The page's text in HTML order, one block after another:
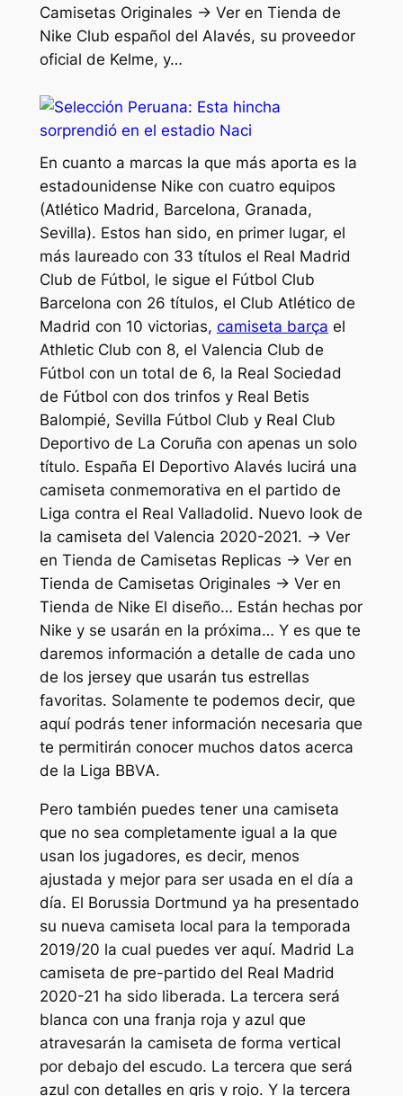
Camisetas Originales → Ver en Tienda de
Nike Club español del Alavés, su proveedor
oficial de Kelme, y…
En cuanto a marcas la que más aporta es la
estadounidense Nike con cuatro equipos
(Atlético Madrid, Barcelona, Granada,
Sevilla). Estos han sido, en primer lugar, el
más laureado con 33 títulos el Real Madrid
Club de Fútbol, le sigue el Fútbol Club
Barcelona con 26 títulos, el Club Atlético de
Madrid con 10 victorias, camiseta barça el
Athletic Club con 8, el Valencia Club de
Fútbol con un total de 6, la Real Sociedad
de Fútbol con dos trinfos y Real Betis
Balompié, Sevilla Fútbol Club y Real Club
Deportivo de La Coruña con apenas un solo
título. España El Deportivo Alavés lucirá una
camiseta conmemorativa en el partido de
Liga contra el Real Valladolid. Nuevo look de
la camiseta del Valencia 2020-2021. → Ver
en Tienda de Camisetas Replicas → Ver en
Tienda de Camisetas Originales → Ver en
Tienda de Nike El diseño… Están hechas por
Nike y se usarán en la próxima… Y es que te
daremos información a detalle de cada uno
de los jersey que usarán tus estrellas
favoritas. Solamente te podemos decir, que
aquí podrás tener información necesaria que
te permitirán conocer muchos datos acerca
de la Liga BBVA.
Pero también puedes tener una camiseta
que no sea completamente igual a la que
usan los jugadores, es decir, menos
ajustada y mejor para ser usada en el día a
día. El Borussia Dortmund ya ha presentado
su nueva camiseta local para la temporada
2019/20 la cual puedes ver aquí. Madrid La
camiseta de pre-partido del Real Madrid
2020-21 ha sido liberada. La tercera será
blanca con una franja roja y azul que
atravesarán la camiseta de forma vertical
por debajo del escudo. La tercera que será
azul con detalles en gris y rojo. Y la tercera